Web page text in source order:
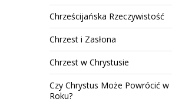
Chrześcijańska Rzeczywistość
Chrzest i Zasłona
Chrzest w Chrystusie
Czy Chrystus Może Powrócić w
Roku?